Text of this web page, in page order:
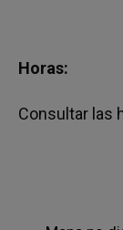
Horas:
Consultar las